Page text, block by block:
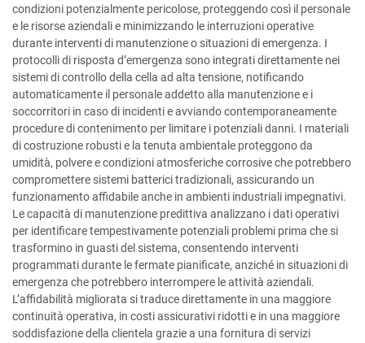
condizioni potenzialmente pericolose, proteggendo così il personale
e le risorse aziendali e minimizzando le interruzioni operative
durante interventi di manutenzione o situazioni di emergenza. I
protocolli di risposta d’emergenza sono integrati direttamente nei
sistemi di controllo della cella ad alta tensione, notificando
automaticamente il personale addetto alla manutenzione e i
soccorritori in caso di incidenti e avviando contemporaneamente
procedure di contenimento per limitare i potenziali danni. I materiali
di costruzione robusti e la tenuta ambientale proteggono da
umidità, polvere e condizioni atmosferiche corrosive che potrebbero
compromettere sistemi batterici tradizionali, assicurando un
funzionamento affidabile anche in ambienti industriali impegnativi.
Le capacità di manutenzione predittiva analizzano i dati operativi
per identificare tempestivamente potenziali problemi prima che si
trasformino in guasti del sistema, consentendo interventi
programmati durante le fermate pianificate, anziché in situazioni di
emergenza che potrebbero interrompere le attività aziendali.
L’affidabilità migliorata si traduce direttamente in una maggiore
continuità operativa, in costi assicurativi ridotti e in una maggiore
soddisfazione della clientela grazie a una fornitura di servizi